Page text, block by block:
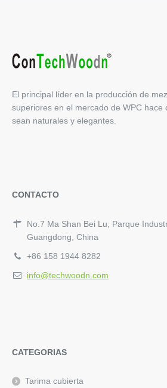
El principal líder en la producción de
superiores en el mercado de WPC hace
sean naturales y elegantes.
CONTACTO
No.7 Ma Shan Bei Lu, Parque
Guangdong, China
+86 158 1944 8282
info@techwoodn.com
CATEGORIAS
Tarima cubierta